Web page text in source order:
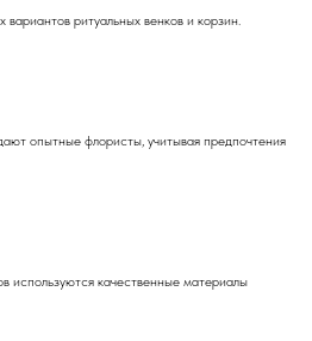
ритуальных венков и корзин.
опытные флористы, учитывая предпочтения
используются качественные материалы